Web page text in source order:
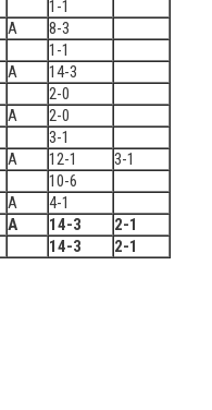
1-1
А
8-3
1-1
А
14-3
2-0
А
2-0
3-1
А 12-1
3-1
10-6
А
4-1
А 14-3
2-1
14-3
2-1